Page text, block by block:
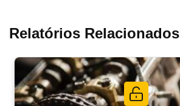
Relatórios Relacionados